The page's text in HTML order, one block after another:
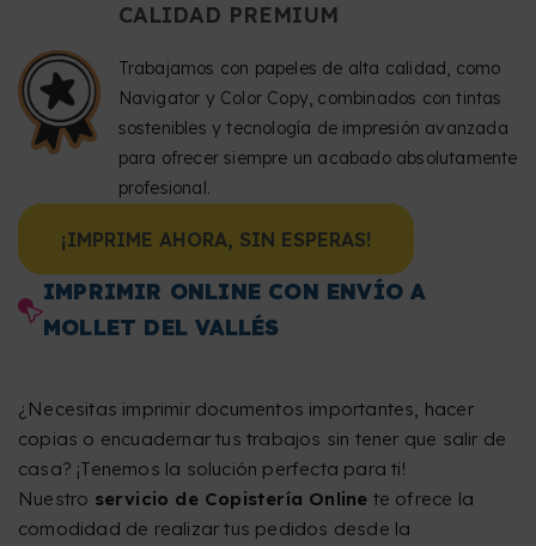
CALIDAD PREMIUM
Trabajamos con papeles de alta calidad, como
Navigator y Color Copy, combinados con tintas
sostenibles y tecnología de impresión avanzada
para ofrecer siempre un acabado absolutamente
profesional.
¡IMPRIME AHORA, SIN ESPERAS!
IMPRIMIR ONLINE CON ENVÍO A
MOLLET DEL VALLÉS
¿Necesitas imprimir documentos importantes, hacer
copias o encuadernar tus trabajos sin tener que salir de
casa? ¡Tenemos la solución perfecta para ti!
Nuestro servicio de Copistería Online te ofrece la
comodidad de realizar tus pedidos desde la